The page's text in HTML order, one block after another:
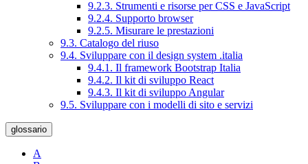
9.2.3. Strumenti e risorse per CSS e JavaScript
9.2.4. Supporto browser
9.2.5. Misurare le prestazioni
9.3. Catalogo del riuso
9.4. Sviluppare con il design system .italia
9.4.1. Il framework Bootstrap Italia
9.4.2. Il kit di sviluppo React
9.4.3. Il kit di sviluppo Angular
9.5. Sviluppare con i modelli di sito e servizi
glossario
A